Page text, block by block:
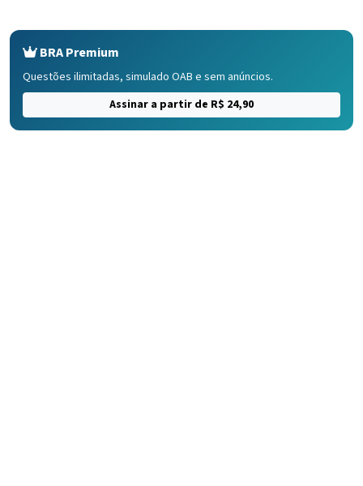
BRA Premium
Questões ilimitadas, simulado OAB e sem anúncios.
Assinar a partir de R$ 24,90